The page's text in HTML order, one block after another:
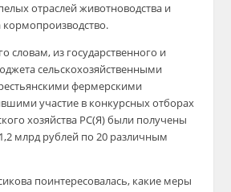
отраслей животноводства и
словам, из государственного и
сельскохозяйственными
фермерскими
участие в конкурсных отборах
хозяйства РС(Я) были получены
млрд рублей по 20 различным
поинтересовалась, какие меры